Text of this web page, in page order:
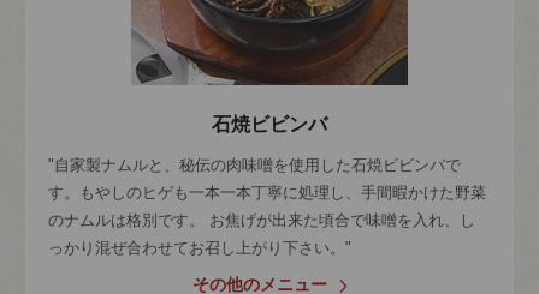
石焼ビビンバ
"自家製ナムルと、秘伝の肉味噌を使用した石焼ビビンバで
す。もやしのヒゲも一本一本丁寧に処理し、手間暇かけた野菜
のナムルは格別です。 お焦げが出来た頃合で味噌を入れ、し
っかり混ぜ合わせてお召し上がり下さい。"
その他のメニュー